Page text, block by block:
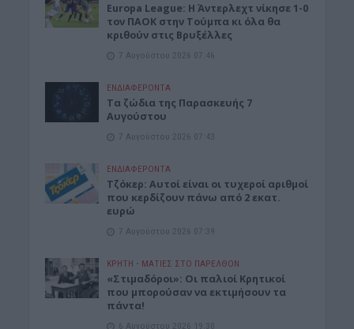
Europa League: Η Άντερλεχτ νίκησε 1-0
τον ΠΑΟΚ στην Τούμπα κι όλα θα
κριθούν στις Βρυξέλλες
7 Αυγούστου 2026 07:46
ΕΝΔΙΑΦΕΡΟΝΤΑ
Tα ζώδια της Παρασκευής 7
Αυγούστου
7 Αυγούστου 2026 07:43
ΕΝΔΙΑΦΕΡΟΝΤΑ
Τζόκερ: Αυτοί είναι οι τυχεροί αριθμοί
που κερδίζουν πάνω από 2 εκατ.
ευρώ
7 Αυγούστου 2026 07:39
ΚΡΗΤΗ • ΜΑΤΙΕΣ ΣΤΟ ΠΑΡΕΛΘΟΝ
«Στιμαδόροι»: Οι παλιοί Κρητικοί
που μπορούσαν να εκτιμήσουν τα
πάντα!
6 Αυγούστου 2026 19:30